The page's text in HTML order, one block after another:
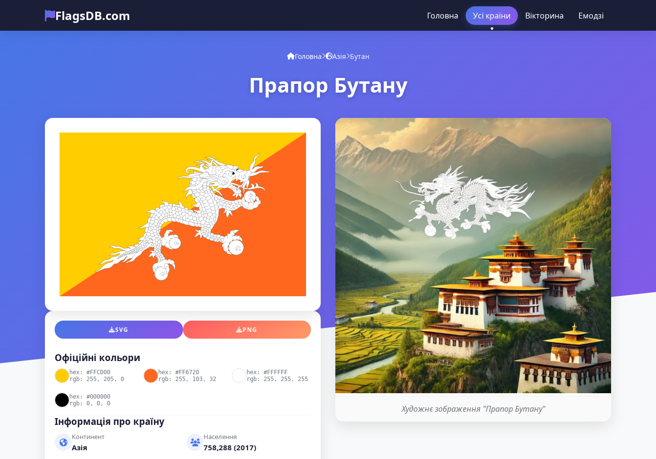
FlagsDB.com Головна Усі країни Вікторина Емодзі
Головна Азія Бутан
Прапор Бутану
SVG PNG
Офіційні кольори
hex: #FFCD00
rgb: 255, 205, 0
hex: #FF6720
rgb: 255, 103, 32
hex: #FFFFFF
rgb: 255, 255, 255
hex: #000000
rgb: 0, 0, 0
Інформація про країну
Континент
Азія
Населення
758,288 (2017)
Художнє зображення "Прапор Бутану"